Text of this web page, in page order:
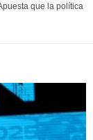
que la política